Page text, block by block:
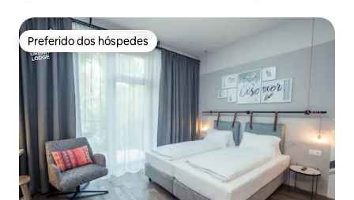
Preferido dos hóspedes
Preferido dos hóspedes